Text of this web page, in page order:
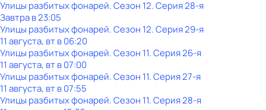
Улицы разбитых фонарей. Сезон 12. Серия 28-я
Завтра в 23:05
Улицы разбитых фонарей. Сезон 12. Серия 29-я
11 августа, вт в 06:20
Улицы разбитых фонарей. Сезон 11. Серия 26-я
11 августа, вт в 07:00
Улицы разбитых фонарей. Сезон 11. Серия 27-я
11 августа, вт в 07:55
Улицы разбитых фонарей. Сезон 11. Серия 28-я